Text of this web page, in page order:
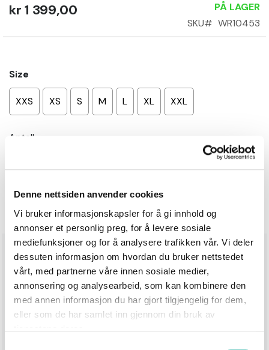
Denne nettsiden anvender cookies
Vi bruker informasjonskapsler for å gi innhold og
annonser et personlig preg, for å levere sosiale
mediefunksjoner og for å analysere trafikken vår. Vi deler
dessuten informasjon om hvordan du bruker nettstedet
vårt, med partnerne våre innen sosiale medier,
annonsering og analysearbeid, som kan kombinere den
med annen informasjon du har gjort tilgjengelig for dem,
eller som de har samlet inn gjennom din bruk av
kr 1 399,00
PÅ LAGER
SKU
WR10453
Size
XXS XS S M L XL XXL
Antall
Legg i handlekurv
Produktinformasjon
Hold deg varm og komfortabel med Cerium jakken –
laget i Oeko-Tex®-sertifisert polyester med en myk
og luksuriøs teddyfleece-kvalitet. Den tykke fleecen